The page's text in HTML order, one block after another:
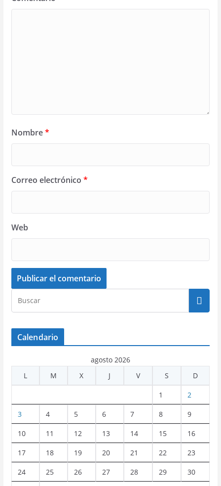
Nombre*
Correo electrónico *
Web
Calendario
agosto 2026
L
M X J V S D
1 2
3 4 5 6 7 8 9
10 11 12 13 14 15 16
17 18 19 20 21 22 23
24 25 26 27 28 29 30